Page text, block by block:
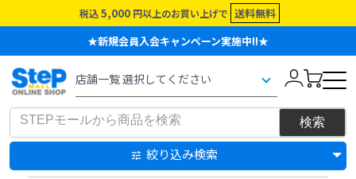
税込 5,000 円以上のお買い上げで 送料無料
★新規会員入会キャンペーン実施中!!★
絞り込み検索